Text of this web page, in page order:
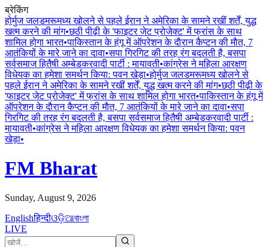
ब्रेकिंग
होर्मुज जलडमरूमध्य खोलने से पहले ईरान ने अमेरिका के सामने रखीं शर्तें, युद्ध
खत्म करने की मांग•छठी पीढ़ी के 'फाइटर जेट प्रोजेक्ट' में फ्रांस के साथ
शामिल होगा भारत•पाकिस्तान के हंगू में ऑपरेशन के दाैरान कैप्टन की माैत, 7
आतंकियों के मारे जाने का दावा•सपा गिरगिट की तरह रंग बदलती है, बसपा
सर्वसमाज हितैषी अम्बेडकरवादी पार्टी : मायावती•कांग्रेस ने महिला आरक्षण
विधेयक का हमेशा समर्थन किया: पवन खेड़ा•होर्मुज जलडमरूमध्य खोलने से
पहले ईरान ने अमेरिका के सामने रखीं शर्तें, युद्ध खत्म करने की मांग•छठी पीढ़ी के
'फाइटर जेट प्रोजेक्ट' में फ्रांस के साथ शामिल होगा भारत•पाकिस्तान के हंगू में
ऑपरेशन के दाैरान कैप्टन की माैत, 7 आतंकियों के मारे जाने का दावा•सपा
गिरगिट की तरह रंग बदलती है, बसपा सर्वसमाज हितैषी अम्बेडकरवादी पार्टी :
मायावती•कांग्रेस ने महिला आरक्षण विधेयक का हमेशा समर्थन किया: पवन
खेड़ा•
FM Bharat
Sunday, August 9, 2026
Englishहिन्दीଓଡ଼ିଆবাংলা
LIVE